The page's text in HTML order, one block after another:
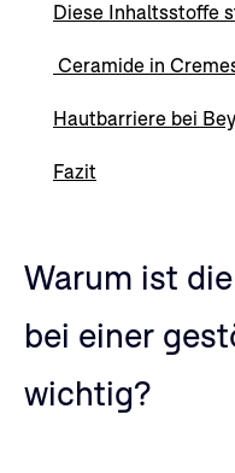
Diese Inhaltsstoffe
Ceramide in
Hautbarriere bei
Fazit
Warum ist
bei einer
wichtig?